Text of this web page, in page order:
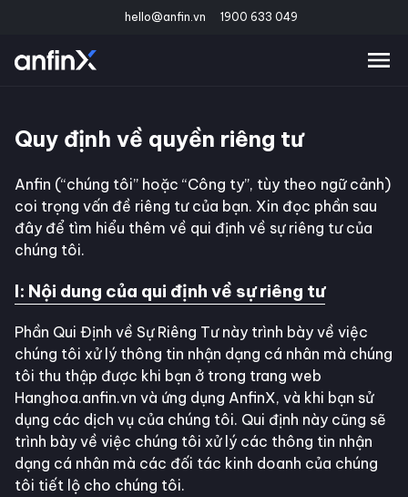
hello@anfin.vn 1900 633 049
Quy định về quyền riêng tư
Anfin (“chúng tôi” hoặc “Công ty”, tùy theo ngữ cảnh)
coi trọng vấn đề riêng tư của bạn. Xin đọc phần sau
đây để tìm hiểu thêm về qui định về sự riêng tư của
chúng tôi.
I: Nội dung của qui định về sự riêng tư
Phần Qui Định về Sự Riêng Tư này trình bày về việc
chúng tôi xử lý thông tin nhận dạng cá nhân mà chúng
tôi thu thập được khi bạn ở trong trang web
Hanghoa.anfin.vn và ứng dụng AnfinX, và khi bạn sử
dụng các dịch vụ của chúng tôi. Qui định này cũng sẽ
trình bày về việc chúng tôi xử lý các thông tin nhận
dạng cá nhân mà các đối tác kinh doanh của chúng
tôi tiết lộ cho chúng tôi.